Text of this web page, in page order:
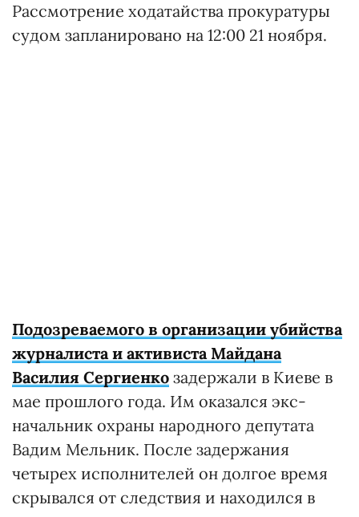
Рассмотрение ходатайства прокуратуры
судом запланировано на 12:00 21 ноября.
Подозреваемого в организации убийства
журналиста и активиста Майдана
Василия Сергиенко задержали в Киеве в
мае прошлого года. Им оказался экс-
начальник охраны народного депутата
Вадим Мельник. После задержания
четырех исполнителей он долгое время
скрывался от следствия и находился в